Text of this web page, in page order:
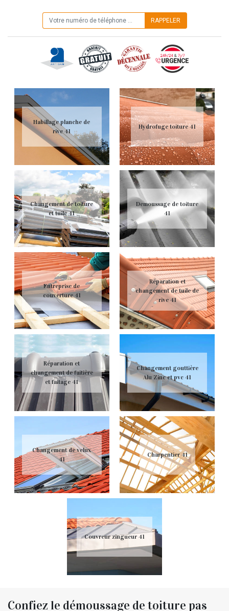
Habillage planche de
rive 41
Hydrofuge toiture 41
Changement de toiture
et tuile 41
Demoussage de toiture
41
Entreprise de
couverture 41
Réparation et
changement de tuile de
rive 41
Réparation et
changement de faitière
et faitage 41
Changement gouttière
Alu Zinc et pvc 41
Changement de velux
41
Charpentier 41
Couvreur zingueur 41
Confiez le démoussage de toiture pas